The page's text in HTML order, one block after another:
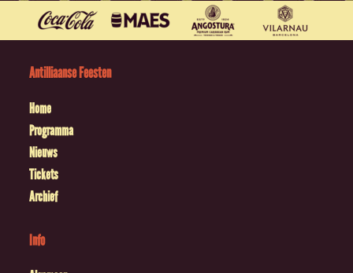
Antilliaanse Feesten
Home
Programma
Nieuws
Tickets
Archief
Info